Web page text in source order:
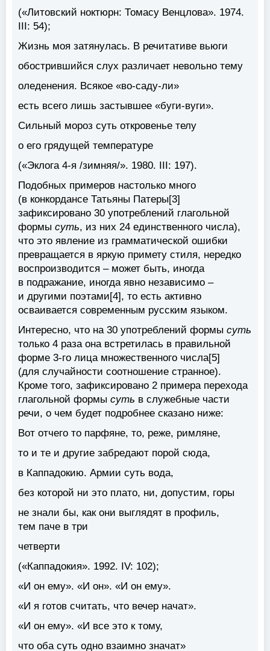
(«Литовский ноктюрн: Томасу Венцлова». 1974.
III: 54);
Жизнь моя затянулась. В речитативе вьюги
обострившийся слух различает невольно тему
оледенения. Всякое «во-саду-ли»
есть всего лишь застывшее «буги-вуги».
Сильный мороз суть откровенье телу
о его грядущей температуре
(«Эклога 4-я /зимняя/». 1980. III: 197).
Подобных примеров настолько много
(в конкордансе Татьяны Патеры[3]
зафиксировано 30 употреблений глагольной
формы суть, из них 24 единственного числа),
что это явление из грамматической ошибки
превращается в яркую примету стиля, нередко
воспроизводится – может быть, иногда
в подражание, иногда явно независимо –
и другими поэтами[4], то есть активно
осваивается современным русским языком.
Интересно, что на 30 употреблений формы суть
только 4 раза она встретилась в правильной
форме 3-го лица множественного числа[5]
(для случайности соотношение странное).
Кроме того, зафиксировано 2 примера перехода
глагольной формы суть в служебные части
речи, о чем будет подробнее сказано ниже:
Вот отчего то парфяне, то, реже, римляне,
то и те и другие забредают порой сюда,
в Каппадокию. Армии суть вода,
без которой ни это плато, ни, допустим, горы
не знали бы, как они выглядят в профиль,
тем паче в три
четверти
(«Каппадокия». 1992. IV: 102);
«И он ему». «И он». «И он ему».
«И я готов считать, что вечер начат».
«И он ему». «И все это к тому,
что оба суть одно взаимно значат»